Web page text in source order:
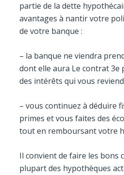
partie de la dette
avantages à nantir votre
de votre banque :
– la banque ne viendra
dont elle aura Le contrat
des intérêts qui vous
– vous continuez à déduire
primes et vous faites des
tout en remboursant votre
Il convient de faire les bons
plupart des hypothèques